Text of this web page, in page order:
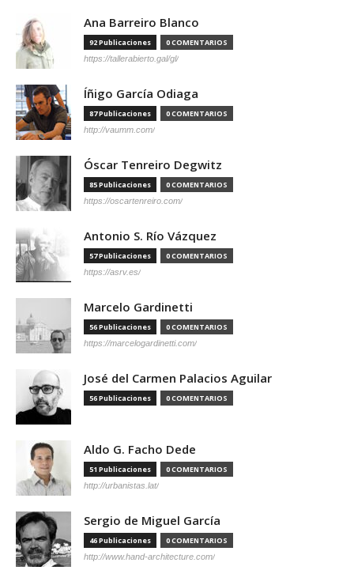
Ana Barreiro Blanco
92 Publicaciones 0 COMENTARIOS
https://tallerabierto.gal/gl/
Íñigo García Odiaga
87 Publicaciones 0 COMENTARIOS
http://vaumm.com/
Óscar Tenreiro Degwitz
85 Publicaciones 0 COMENTARIOS
https://oscartenreiro.com/
Antonio S. Río Vázquez
57 Publicaciones 0 COMENTARIOS
https://asrv.es/
Marcelo Gardinetti
56 Publicaciones 0 COMENTARIOS
https://marcelogardinetti.com/
José del Carmen Palacios Aguilar
56 Publicaciones 0 COMENTARIOS
Aldo G. Facho Dede
51 Publicaciones 0 COMENTARIOS
http://urbanistas.lat/
Sergio de Miguel García
46 Publicaciones 0 COMENTARIOS
http://www.hand-architecture.com/